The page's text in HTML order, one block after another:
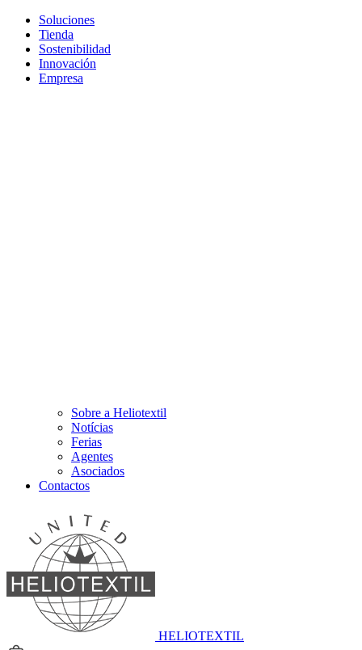
Soluciones
Tienda
Sostenibilidad
Innovación
Empresa
Sobre a Heliotextil
Notícias
Ferias
Agentes
Asociados
Contactos
HELIOTEXTIL